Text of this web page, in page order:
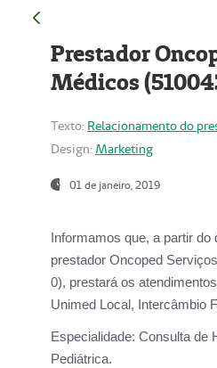
Prestador
Médicos
Texto: Relacionamento do
Design: Marketing
01 de janeiro, 2019
Informamos que, a partir do
prestador Oncoped
0), prestará os
Unimed Local, Intercâmbio
Especialidade: Consulta de
Pediátrica.